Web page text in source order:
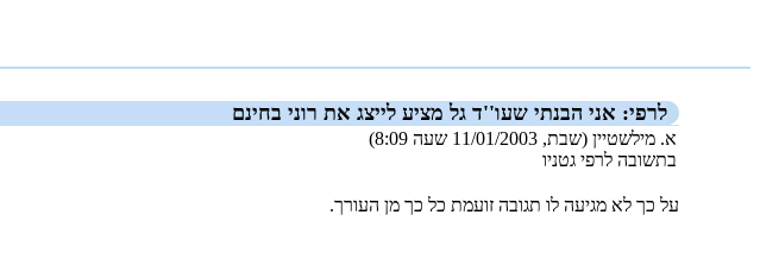
לרפי: אני הבנתי שעו''ד גל מציע לייצג את רוני בחינם
א. מילשטיין (שבת, 11/01/2003 שעה 8:09)
בתשובה לרפי גטניו
על כך לא מגיעה לו תגובה זועמת כל כך מן העורך.